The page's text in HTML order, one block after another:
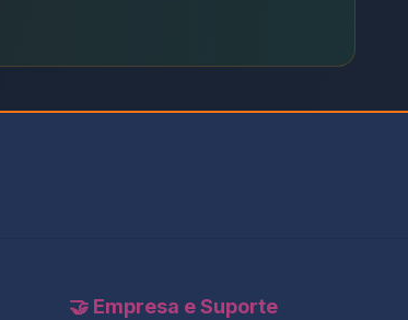
🤝 Empresa e Suporte